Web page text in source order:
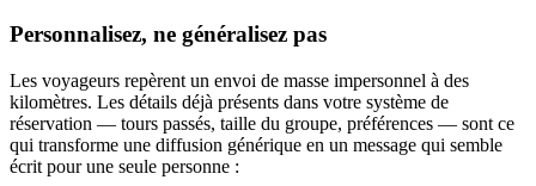
Personnalisez, ne généralisez pas
Les voyageurs repèrent un envoi de masse impersonnel à des
kilomètres. Les détails déjà présents dans votre système de
réservation — tours passés, taille du groupe, préférences — sont ce
qui transforme une diffusion générique en un message qui semble
écrit pour une seule personne :